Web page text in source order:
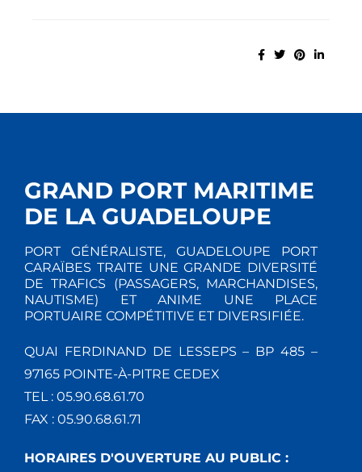
GRAND PORT MARITIME
DE LA GUADELOUPE
PORT GÉNÉRALISTE, GUADELOUPE PORT
CARAÏBES TRAITE UNE GRANDE DIVERSITÉ
DE TRAFICS (PASSAGERS, MARCHANDISES,
NAUTISME) ET ANIME UNE PLACE
PORTUAIRE COMPÉTITIVE ET DIVERSIFIÉE.
QUAI FERDINAND DE LESSEPS – BP 485 –
97165 POINTE-À-PITRE CEDEX
TEL : 05.90.68.61.70
FAX : 05.90.68.61.71
HORAIRES D'OUVERTURE AU PUBLIC :